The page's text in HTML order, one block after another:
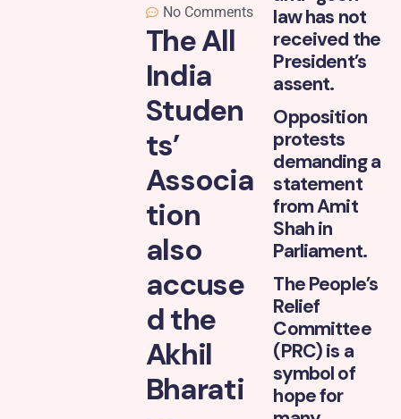
No Comments
The All
India
Studen
ts’
Associa
tion
also
accuse
d the
Akhil
Bharati
law has not
received the
President’s
assent.
Opposition
protests
demanding a
statement
from Amit
Shah in
Parliament.
The People’s
Relief
Committee
(PRC) is a
symbol of
hope for